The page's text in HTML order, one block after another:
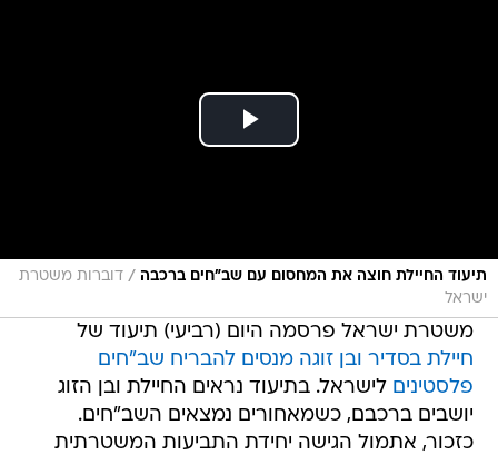
תיעוד החיילת חוצה את המחסום עם שב"חים ברכבה / דוברות משטרת
ישראל
משטרת ישראל פרסמה היום (רביעי) תיעוד של
חיילת בסדיר ובן זוגה מנסים להבריח שב"חים
פלסטינים לישראל. בתיעוד נראים החיילת ובן הזוג
יושבים ברכבם, כשמאחורים נמצאים השב"חים.
כזכור, אתמול הגישה יחידת התביעות המשטרתית